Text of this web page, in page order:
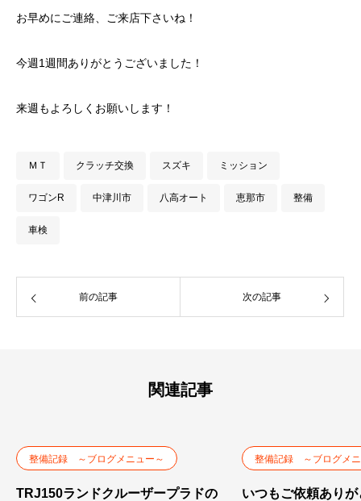
お早めにご連絡、ご来店下さいね！
今週1週間ありがとうございました！
来週もよろしくお願いします！
ＭＴ クラッチ交換 スズキ ミッション
ワゴンR 中津川市 八高オート 恵那市 整備
車検
前の記事 次の記事
関連記事
整備記録 ～ブログメニュー～
TRJ150ランドクルーザープラドの
整備記録 ～ブログメ
いつもご依頼あり